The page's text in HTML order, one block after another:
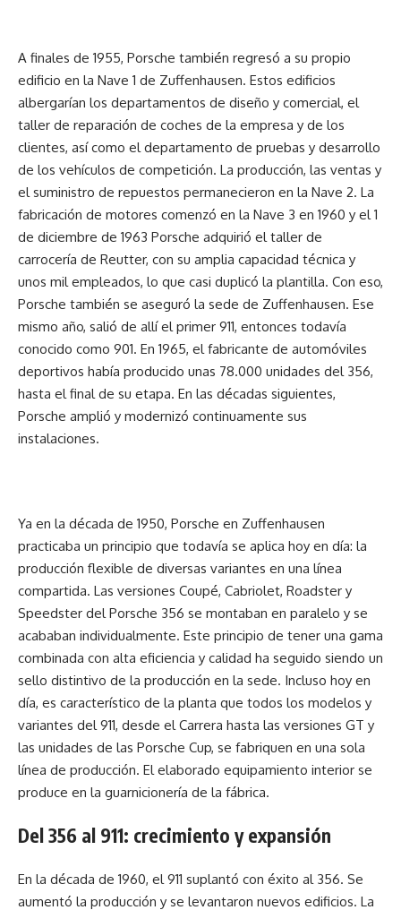
A finales de 1955, Porsche también regresó a su propio
edificio en la Nave 1 de Zuffenhausen. Estos edificios
albergarían los departamentos de diseño y comercial, el
taller de reparación de coches de la empresa y de los
clientes, así como el departamento de pruebas y desarrollo
de los vehículos de competición. La producción, las ventas y
el suministro de repuestos permanecieron en la Nave 2. La
fabricación de motores comenzó en la Nave 3 en 1960 y el 1
de diciembre de 1963 Porsche adquirió el taller de
carrocería de Reutter, con su amplia capacidad técnica y
unos mil empleados, lo que casi duplicó la plantilla. Con eso,
Porsche también se aseguró la sede de Zuffenhausen. Ese
mismo año, salió de allí el primer 911, entonces todavía
conocido como 901. En 1965, el fabricante de automóviles
deportivos había producido unas 78.000 unidades del 356,
hasta el final de su etapa. En las décadas siguientes,
Porsche amplió y modernizó continuamente sus
instalaciones.
Ya en la década de 1950, Porsche en Zuffenhausen
practicaba un principio que todavía se aplica hoy en día: la
producción flexible de diversas variantes en una línea
compartida. Las versiones Coupé, Cabriolet, Roadster y
Speedster del Porsche 356 se montaban en paralelo y se
acababan individualmente. Este principio de tener una gama
combinada con alta eficiencia y calidad ha seguido siendo un
sello distintivo de la producción en la sede. Incluso hoy en
día, es característico de la planta que todos los modelos y
variantes del 911, desde el Carrera hasta las versiones GT y
las unidades de las Porsche Cup, se fabriquen en una sola
línea de producción. El elaborado equipamiento interior se
produce en la guarnicionería de la fábrica.
Del 356 al 911: crecimiento y expansión
En la década de 1960, el 911 suplantó con éxito al 356. Se
aumentó la producción y se levantaron nuevos edificios. La